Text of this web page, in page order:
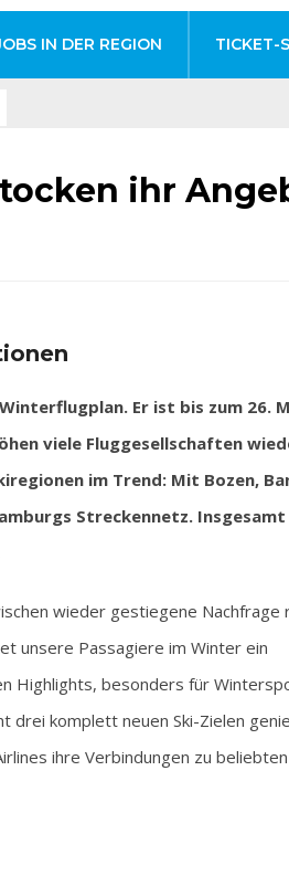
IN DER REGION TICKET-
ihr
Er ist bis zum 26.
viele Fluggesellschaften
im Trend: Mit Bozen,
Streckennetz.
wieder gestiegene Nachfrage
unsere Passagiere im Winter ein
Highlights, besonders für
drei komplett neuen Ski-Zielen
ihre Verbindungen zu